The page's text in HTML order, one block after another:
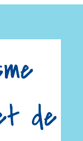
de